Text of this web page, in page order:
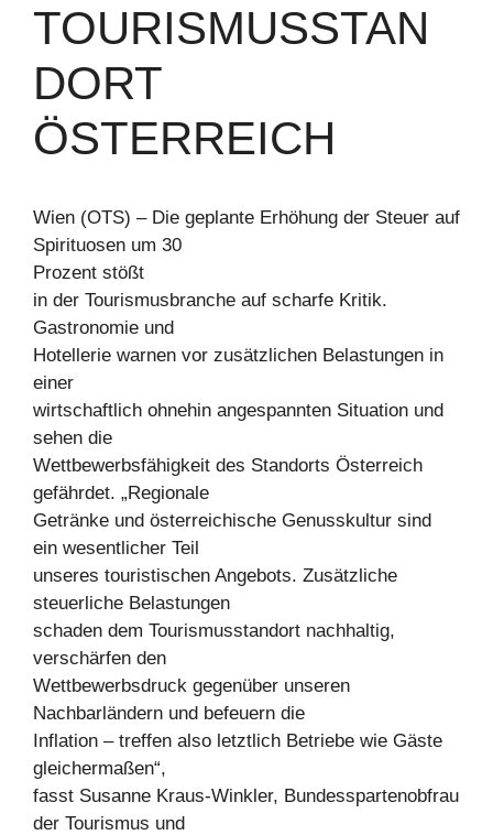
TOURISMUSSTAN
DORT
ÖSTERREICH
Wien (OTS) – Die geplante Erhöhung der Steuer auf
Spirituosen um 30
Prozent stößt
in der Tourismusbranche auf scharfe Kritik.
Gastronomie und
Hotellerie warnen vor zusätzlichen Belastungen in
einer
wirtschaftlich ohnehin angespannten Situation und
sehen die
Wettbewerbsfähigkeit des Standorts Österreich
gefährdet. „Regionale
Getränke und österreichische Genusskultur sind
ein wesentlicher Teil
unseres touristischen Angebots. Zusätzliche
steuerliche Belastungen
schaden dem Tourismusstandort nachhaltig,
verschärfen den
Wettbewerbsdruck gegenüber unseren
Nachbarländern und befeuern die
Inflation – treffen also letztlich Betriebe wie Gäste
gleichermaßen“,
fasst Susanne Kraus-Winkler, Bundesspartenobfrau
der Tourismus und